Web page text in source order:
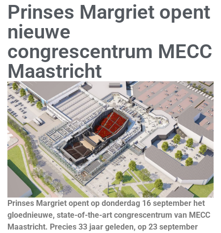
Prinses Margriet opent
nieuwe
congrescentrum MECC
Maastricht
Prinses Margriet opent op donderdag 16 september het
gloednieuwe, state-of-the-art congrescentrum van MECC
Maastricht. Precies 33 jaar geleden, op 23 september